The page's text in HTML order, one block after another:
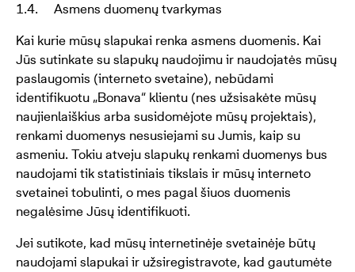
1.4. Asmens duomenų tvarkymas
Kai kurie mūsų slapukai renka asmens duomenis. Kai
Jūs sutinkate su slapukų naudojimu ir naudojatės mūsų
paslaugomis (interneto svetaine), nebūdami
identifikuotu „Bonava“ klientu (nes užsisakėte mūsų
naujienlaiškius arba susidomėjote mūsų projektais),
renkami duomenys nesusiejami su Jumis, kaip su
asmeniu. Tokiu atveju slapukų renkami duomenys bus
naudojami tik statistiniais tikslais ir mūsų interneto
svetainei tobulinti, o mes pagal šiuos duomenis
negalėsime Jūsų identifikuoti.
Jei sutikote, kad mūsų internetinėje svetainėje būtų
naudojami slapukai ir užsiregistravote, kad gautumėte